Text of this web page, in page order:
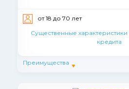
от 18 до 70 лет
Существенные
кредита
Преимущества